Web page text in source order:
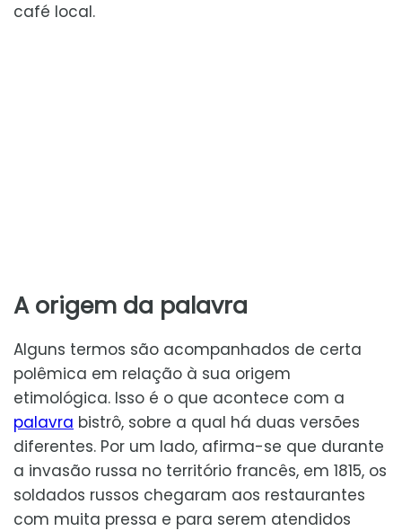
café local.
A origem da palavra
Alguns termos são acompanhados de certa
polêmica em relação à sua origem
etimológica. Isso é o que acontece com a
palavra bistrô, sobre a qual há duas versões
diferentes. Por um lado, afirma-se que durante
a invasão russa no território francês, em 1815, os
soldados russos chegaram aos restaurantes
com muita pressa e para serem atendidos